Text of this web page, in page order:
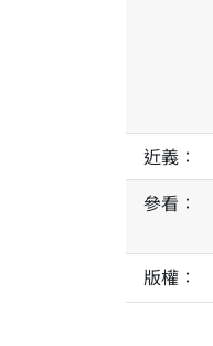
近義：
參看：
版權：